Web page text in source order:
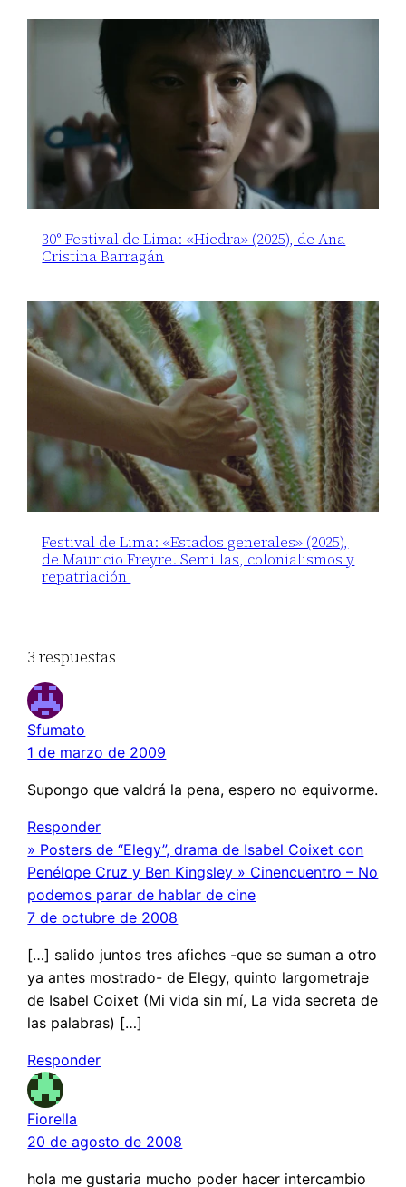
30° Festival de Lima: «Hiedra» (2025), de Ana
Cristina Barragán
Festival de Lima: «Estados generales» (2025),
de Mauricio Freyre. Semillas, colonialismos y
repatriación
3 respuestas
Sfumato
1 de marzo de 2009
Supongo que valdrá la pena, espero no equivorme.
Responder
» Posters de “Elegy”, drama de Isabel Coixet con
Penélope Cruz y Ben Kingsley » Cinencuentro – No
podemos parar de hablar de cine
7 de octubre de 2008
[…] salido juntos tres afiches -que se suman a otro
ya antes mostrado- de Elegy, quinto largometraje
de Isabel Coixet (Mi vida sin mí, La vida secreta de
las palabras) […]
Responder
Fiorella
20 de agosto de 2008
hola me gustaria mucho poder hacer intercambio